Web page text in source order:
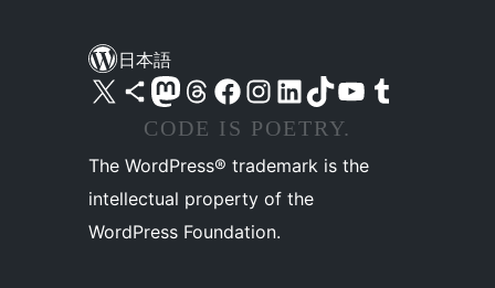
日本語
X (旧 Twitter) アカウントへ Bluesky アカウントへ Mastodon アカウントへ Threads アカウントへ Facebook ページへ Instagram アカウントへ LinkedIn アカウントへTikTok アカウントへ YouTube チャンネルへ Tumblr アカウントへ
CODE IS POETRY.
The WordPress® trademark is the
intellectual property of the
WordPress Foundation.